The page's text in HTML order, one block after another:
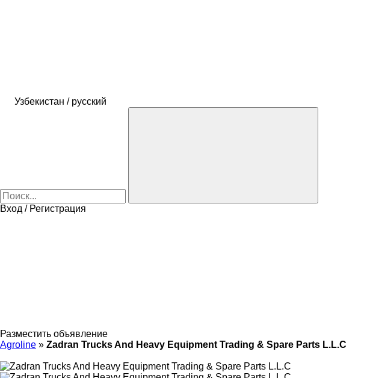
Узбекистан / русский
Вход / Регистрация
Разместить объявление
Agroline » Zadran Trucks And Heavy Equipment Trading & Spare Parts L.L.C